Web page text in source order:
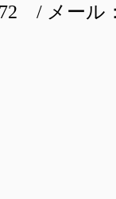
/ メール